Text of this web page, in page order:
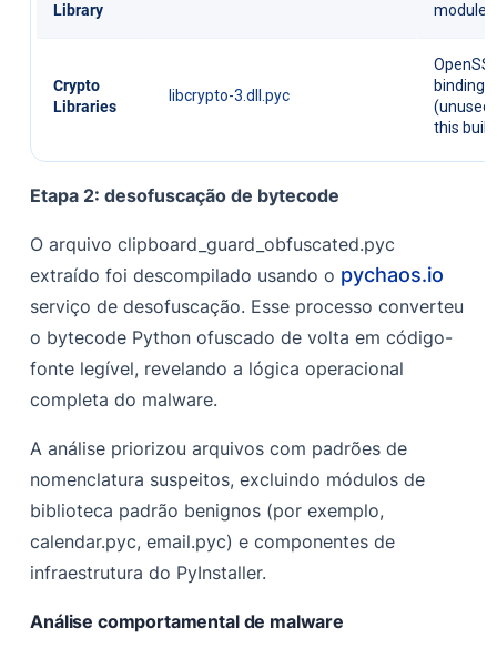
Library
modules
Crypto
Libraries
libcrypto-3.dll.pyc
bindings
(unused
this
Etapa 2: desofuscação de bytecode
O arquivo clipboard_guard_obfuscated.pyc
extraído foi descompilado usando o pychaos.io
serviço de desofuscação. Esse processo converteu
o bytecode Python ofuscado de volta em código-
fonte legível, revelando a lógica operacional
completa do malware.
A análise priorizou arquivos com padrões de
nomenclatura suspeitos, excluindo módulos de
biblioteca padrão benignos (por exemplo,
calendar.pyc, email.pyc) e componentes de
infraestrutura do PyInstaller.
Análise comportamental de malware